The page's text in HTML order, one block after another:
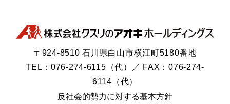
〒924-8510 石川県白山市横江町5180番地
TEL：076-274-6115（代）／ FAX：076-274-
6114（代）
反社会的勢力に対する基本方針